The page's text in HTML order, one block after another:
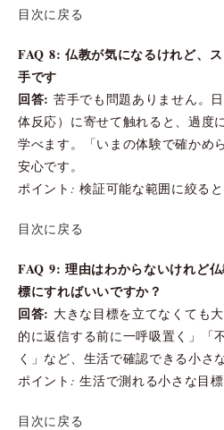
目次に戻る
FAQ 8: 仏教が気になるけれど、
手です
回答: 苦手でも問題ありません。
体反応）に寄せて触れると、過度
学べます。「いまの体験で確かめ
安心です。
ポイント: 検証可能な範囲に絞ると
目次に戻る
FAQ 9: 理由はわからないけれど
標にすればいいですか？
回答: 大きな目標を立てなくても
的に返信する前に一呼吸置く」「
く」など、生活で確認できる小さ
ポイント: 生活で測れる小さな目標
目次に戻る